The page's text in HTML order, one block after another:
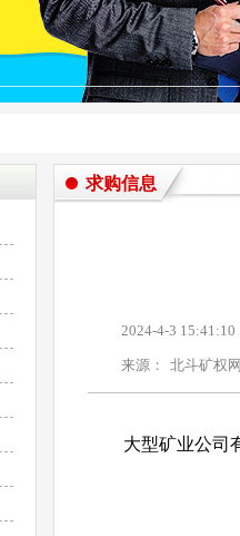
求购信息
2024-4-3 15:41:10
来源： 北斗矿权
大型矿业公司